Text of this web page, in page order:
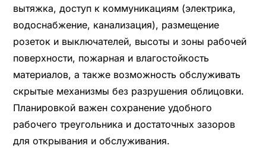
вытяжка, доступ к коммуникациям (электрика,
водоснабжение, канализация), размещение
розеток и выключателей, высоты и зоны рабочей
поверхности, пожарная и влагостойкость
материалов, а также возможность обслуживать
скрытые механизмы без разрушения облицовки.
Планировкой важен сохранение удобного
рабочего треугольника и достаточных зазоров
для открывания и обслуживания.